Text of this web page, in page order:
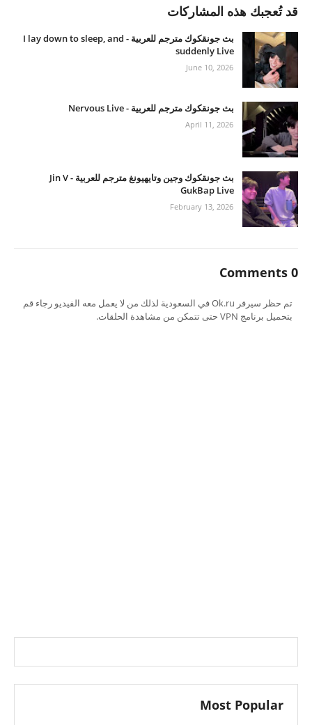
قد تُعجبك هذه المشاركات
بث جونقكوك مترجم للعربية - I lay down to sleep, and
suddenly Live
June 10, 2026
بث جونقكوك مترجم للعربية - Nervous Live
April 11, 2026
بث جونقكوك وجين وتايهيونغ مترجم للعربية - Jin V
GukBap Live
February 13, 2026
0 Comments
تم حظر سيرفر Ok.ru في السعودية لذلك من لا يعمل معه الفيديو رجاء قم
بتحميل برنامج VPN حتى تتمكن من مشاهدة الحلقات.
Most Popular